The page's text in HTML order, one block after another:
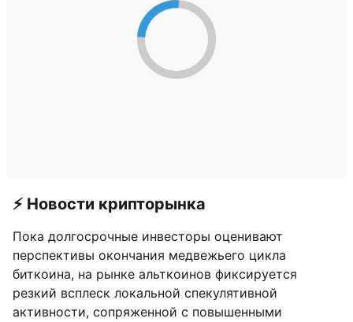
⚡️ Новости крипторынка
Пока долгосрочные инвесторы оценивают
перспективы окончания медвежьего цикла
биткоина, на рынке альткоинов фиксируется
резкий всплеск локальной спекулятивной
активности, сопряженной с повышенными